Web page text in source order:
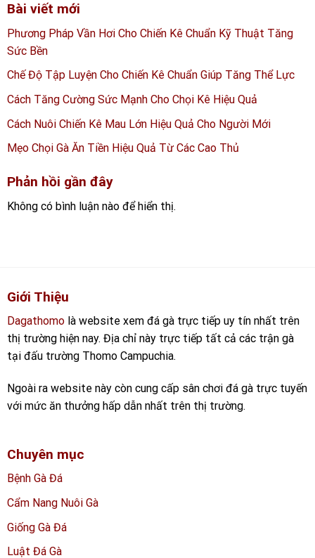
Bài viết mới
Phương Pháp Vần Hơi Cho Chiến Kê Chuẩn Kỹ Thuật Tăng
Sức Bền
Chế Độ Tập Luyện Cho Chiến Kê Chuẩn Giúp Tăng Thể Lực
Cách Tăng Cường Sức Mạnh Cho Chọi Kê Hiệu Quả
Cách Nuôi Chiến Kê Mau Lớn Hiệu Quả Cho Người Mới
Mẹo Chọi Gà Ăn Tiền Hiệu Quả Từ Các Cao Thủ
Phản hồi gần đây
Không có bình luận nào để hiển thị.
Giới Thiệu
Dagathomo là website xem đá gà trực tiếp uy tín nhất trên
thị trường hiện nay. Địa chỉ này trực tiếp tất cả các trận gà
tại đấu trường Thomo Campuchia.
Ngoài ra website này còn cung cấp sân chơi đá gà trực tuyến
với mức ăn thưởng hấp dẫn nhất trên thị trường.
Chuyên mục
Bệnh Gà Đá
Cẩm Nang Nuôi Gà
Giống Gà Đá
Luật Đá Gà